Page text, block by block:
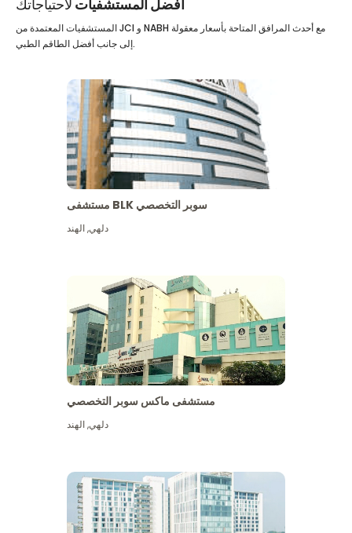
أفضل المستشفيات لاحتياجاتك
المستشفيات المعتمدة من JCI و NABH مع أحدث المرافق المتاحة بأسعار معقولة
إلى جانب أفضل الطاقم الطبي.
مستشفى BLK سوبر التخصصي
دلهي,الهند
مستشفى ماكس سوبر التخصصي
دلهي,الهند